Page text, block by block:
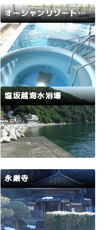
形や弓矢、さすまたなどの道具
を展示。
オーシャンリゾートホテル＆スパうみんぴあ
小浜湾を目前にしたロケーショ
ンが魅力の観光リゾート施設
『オーシャンリゾートホテル＆
スパ Uminpia』。全室オーシ
ャンビューの客室でご家族そろ
って、心やすらぐひとときを楽
しみませんか。また、ホテルに
隣接するスパは宿泊のお客様は
無料でご利用可能です。
若狭路 おおい町
塩坂越海水浴場
夏の若狭湾は海水浴客で賑わい
ます。心ゆくまで海で遊んだ後
は、若狭湾の美味しいお魚を民
宿や旅館で味わって、夏の海を
か。
若狭路 若狭町
永厳寺
曹洞宗。若狭三十三観音霊場の
第1番札所。応永20年(141
若狭路 敦賀市